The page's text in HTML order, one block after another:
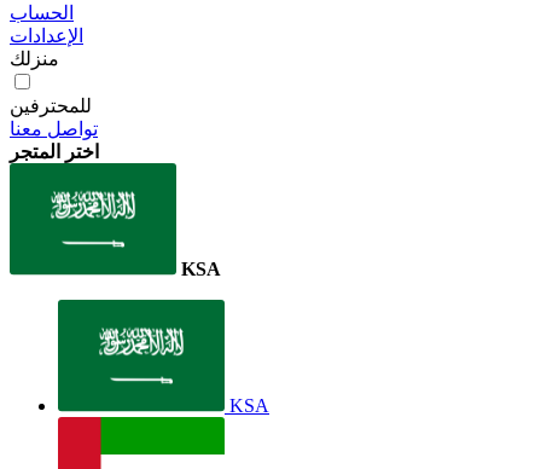
الحساب
الإعدادات
منزلك
للمحترفين
تواصل معنا
اختر المتجر
KSA
KSA